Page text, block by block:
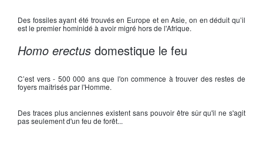
Des fossiles ayant été trouvés en Europe et en Asie, on en déduit qu’il
est le premier hominidé à avoir migré hors de l'Afrique.
Homo erectus domestique le feu
C’est vers - 500 000 ans que l'on commence à trouver des restes de
foyers maîtrisés par l'Homme.
Des traces plus anciennes existent sans pouvoir être sûr qu'il ne s'agit
pas seulement d'un feu de forêt...